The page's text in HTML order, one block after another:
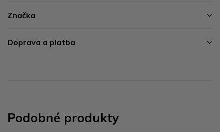
Značka
Doprava a platba
Podobné produkty